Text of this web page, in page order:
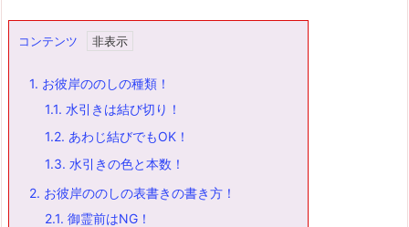
コンテンツ
1. お彼岸ののしの種類！
1.1. 水引きは結び切り！
1.2. あわじ結びでもOK！
1.3. 水引きの色と本数！
2. お彼岸ののしの表書きの書き方！
2.1. 御霊前はNG！